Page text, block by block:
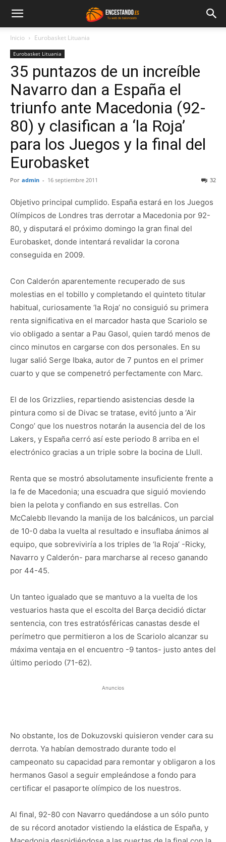
Inicio Eurobasket Lituania
Eurobasket Lituania
35 puntazos de un increíble
Navarro dan a España el
triunfo ante Macedonia (92-
80) y clasifican a ‘la Roja’
para los Juegos y la final del
Eurobasket
Por admin - 16 septiembre 2011 32
Objetivo principal cumplido. España estará en los Juegos
Olímpicos de Londres tras derrotar a Macedonia por 92-
80, y disputará el próximo domingo la gran final del
Eurobasket, donde intentará revalidar la corona
conseguida en 2009.
Con Calderón aparentemente recuperado de sus
molestias en el tobillo y completando el quinteto titular
habitual, curiosamente ‘la Roja’ no consiguió su primera
renta significativa en el marcador hasta que Scariolo se
vio obligado a sentar a Pau Gasol, quien tardó menos de
cinco minutos en cargarse con dos personales. En su
lugar salió Serge Ibaka, autor de 7 puntos en el primer
cuarto y que se compenetró perfectamente con Marc.
El de los Grizzlies, repartiendo asistencias desde la
pintura como si de Divac se tratase, evitó junto a ‘Air
Congo’ que los nuestros notarán la ausencia del de los
Lakers, y España cerró así este periodo 8 arriba en el
electrónico gracias a un triple sobre la bocina de Llull.
Renta que se mostró absolutamente insuficiente frente a
la fe de Macedonia; una escuadra que siguió moviendo
bien la pelota y confiando en sus estrellas. Con
McCalebb llevando la manija de los balcánicos, un parcial
de 10-0 daba la vuelta al resultado e insuflaba ánimos al
equipo, que sobreviviría a los triples de ‘la Roja’ -Ricky,
Navarro y Calderón- para marcharse al receso ganando
por 44-45.
Un tanteo igualado que se mantuvo a la vuelta de los
vestuarios hasta que el escolta del Barça decidió dictar
sentencia, con tres estratósféricas canastas desde el
perímetro que permitieron a los de Scariolo alcanzar su
máxima ventaja en el encuentro -9 tantos- justo antes del
último periodo (71-62).
Anuncios
No obstante, los de Dokuzovski quisieron vender cara su
derrota. Ya habían demostrado durante todo el
campeonato su capacidad para remontar y obligaron a los
hermanos Gasol a seguir empleándose a fondo para
certificar el pasaporte olímpico de los nuestros.
Al final, 92-80 con Navarro quedándose a un sólo punto
de su récord anotador vistiendo la elástica de España, y